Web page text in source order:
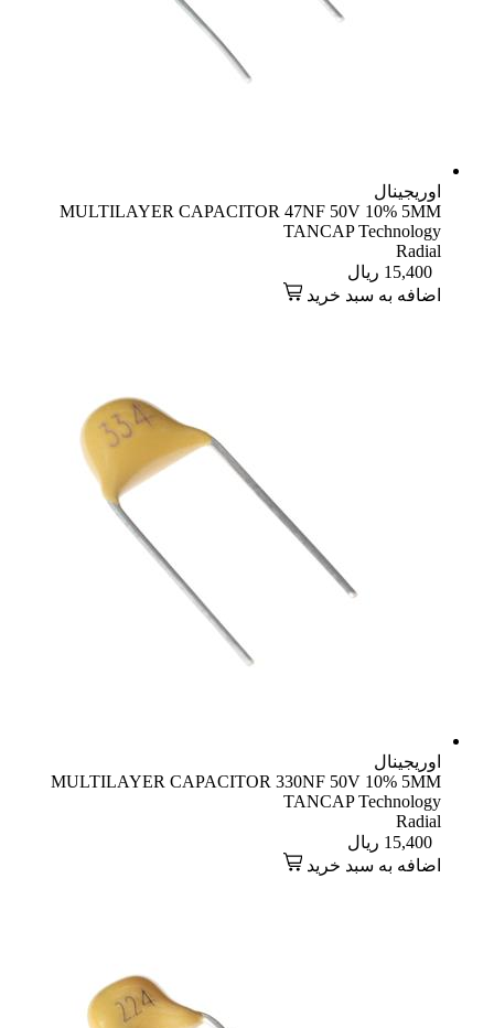
اوریجینال
MULTILAYER CAPACITOR 47NF 50V 10% 5MM
TANCAP Technology
Radial
15,400 ریال
اضافه به سبد خرید
اوریجینال
MULTILAYER CAPACITOR 330NF 50V 10% 5MM
TANCAP Technology
Radial
15,400 ریال
اضافه به سبد خرید